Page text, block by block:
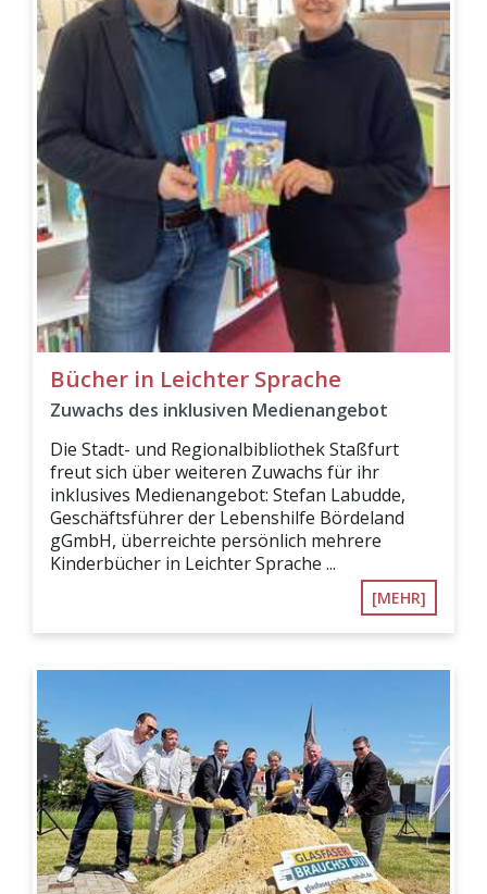
Bücher in Leichter Sprache
Zuwachs des inklusiven Medienangebot
Die Stadt- und Regionalbibliothek Staßfurt
freut sich über weiteren Zuwachs für ihr
inklusives Medienangebot: Stefan Labudde,
Geschäftsführer der Lebenshilfe Bördeland
gGmbH, überreichte persönlich mehrere
Kinderbücher in Leichter Sprache ...
[MEHR]